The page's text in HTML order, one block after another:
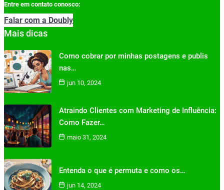
Entre em contato conosco:
Falar com a Doubly
Mais dicas
Como cobrar por minhas postagens e publis
nas…
jun 10, 2024
Atraindo Clientes com Marketing de Influência:
Como Fazer…
maio 31, 2024
Entenda o que é permuta e como os…
jun 14, 2024